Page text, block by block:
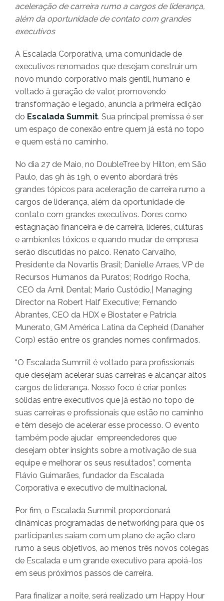
aceleração de carreira rumo a cargos de liderança,
além da oportunidade de contato com grandes
executivos
A Escalada Corporativa, uma comunidade de
executivos renomados que desejam construir um
novo mundo corporativo mais gentil, humano e
voltado à geração de valor, promovendo
transformação e legado, anuncia a primeira edição
do Escalada Summit. Sua principal premissa é ser
um espaço de conexão entre quem já está no topo
e quem está no caminho.
No dia 27 de Maio, no DoubleTree by Hilton, em São
Paulo, das 9h às 19h, o evento abordará três
grandes tópicos para aceleração de carreira rumo a
cargos de liderança, além da oportunidade de
contato com grandes executivos. Dores como
estagnação financeira e de carreira, líderes, culturas
e ambientes tóxicos e quando mudar de empresa
serão discutidas no palco. Renato Carvalho,
Presidente da Novartis Brasil; Danielle Arraes, VP de
Recursos Humanos da Puratos; Rodrigo Rocha,
CEO da Amil Dental; Mario Custódio,| Managing
Director na Robert Half Executive; Fernando
Abrantes, CEO da HDX e Biostater e Patricia
Munerato, GM América Latina da Cepheid (Danaher
Corp) estão entre os grandes nomes confirmados.
“O Escalada Summit é voltado para profissionais
que desejam acelerar suas carreiras e alcançar altos
cargos de liderança. Nosso foco é criar pontes
sólidas entre executivos que já estão no topo de
suas carreiras e profissionais que estão no caminho
e têm desejo de acelerar esse processo. O evento
também pode ajudar empreendedores que
desejam obter insights sobre a motivação de sua
equipe e melhorar os seus resultados”, comenta
Flávio Guimarães, fundador da Escalada
Corporativa e executivo de multinacional.
Por fim, o Escalada Summit proporcionará
dinâmicas programadas de networking para que os
participantes saiam com um plano de ação claro
rumo a seus objetivos, ao menos três novos colegas
de Escalada e um grande executivo para apoiá-los
em seus próximos passos de carreira.
Para finalizar a noite, será realizado um Happy Hour